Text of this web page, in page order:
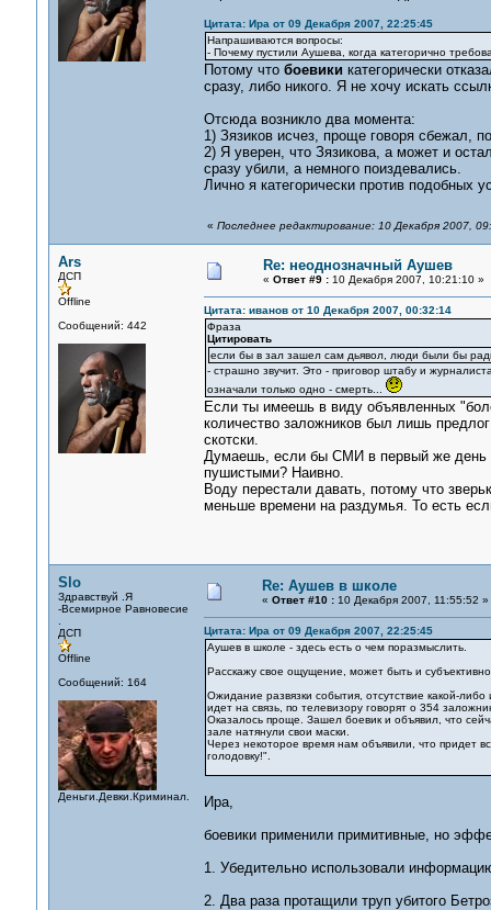
Цитата: Ира от 09 Декабря 2007, 22:25:45
Напрашиваются вопросы:
- Почему пустили Аушева, когда категорично
Потому что боевики категорически
сразу, либо никого. Я не хочу искать
Отсюда возникло два момента:
1) Зязиков исчез, проще говоря сбежал,
2) Я уверен, что Зязикова, а может и
сразу убили, а немного поиздевались.
Лично я категорически против подобных
« Последнее редактирование: 10 Декабря 2007,
Ars
ДСП
Offline
Сообщений: 442
Re: неоднозначный Аушев
« Ответ #9 :10 Декабря 2007, 10:21:10 »
Цитата: иванов от 10 Декабря 2007, 00:32:14
Фраза
Цитировать
если бы в зал зашел сам дьявол, люди были бы
- страшно звучит. Это - приговор штабу и
означали только одно - смерть...
Если ты имеешь в виду объявленных
количество заложников был лишь
скотски.
Думаешь, если бы СМИ в первый же день
пушистыми? Наивно.
Воду перестали давать, потому что
меньше времени на раздумья. То есть
Slo
Здравствуй .Я
-Всемирное Равновесие
ДСП
Offline
Сообщений: 164
Деньги.Девки.Криминал.
Re: Аушев в школе
« Ответ #10 :10 Декабря 2007, 11:55:52 »
Цитата: Ира от 09 Декабря 2007, 22:25:45
Аушев в школе - здесь есть о чем поразмыслить.
Расскажу свое ощущение, может быть и
Ожидание развязки события, отсутствие какой-
идет на связь, по телевизору говорят о 354
Оказалось проще. Зашел боевик и объявил, что
зале натянули свои маски.
Через некоторое время нам объявили, что придет
голодовку!".
Ира,
боевики применили примитивные, но
1. Убедительно использовали
2. Два раза протащили труп убитого